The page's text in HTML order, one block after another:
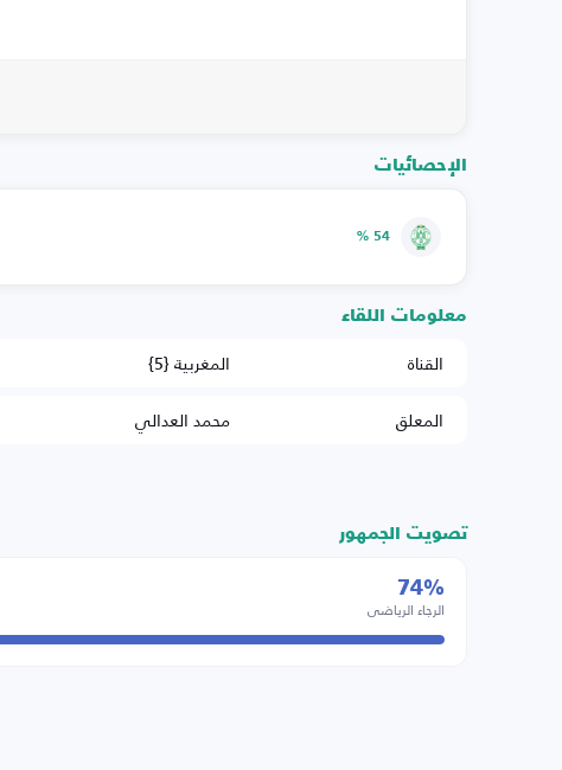
الإحصائيات
54 %
معلومات اللقاء
القناة
المغربية {5}
المعلق
محمد العدالي
تصويت الجمهور
74%
الرجاء الرياضي